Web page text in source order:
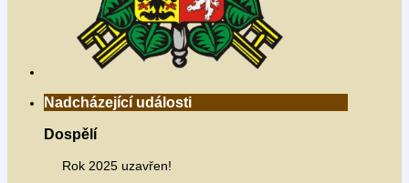
Nadcházející události
Dospělí
Rok 2025 uzavřen!